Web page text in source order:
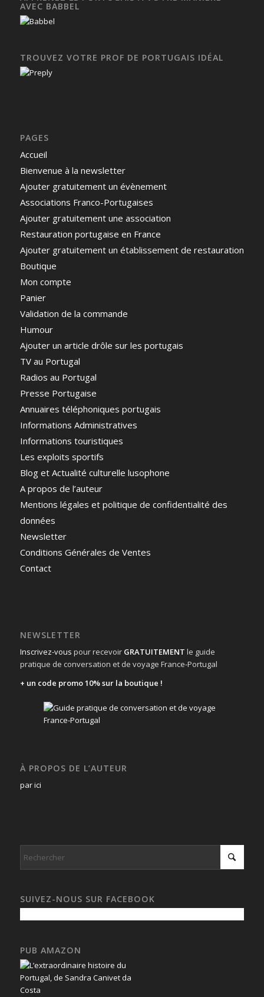
AVEC BABBEL
TROUVEZ VOTRE PROF DE PORTUGAIS IDÉAL
PAGES
Accueil
Bienvenue à la newsletter
Ajouter gratuitement un évènement
Associations Franco-Portugaises
Ajouter gratuitement une association
Restauration portugaise en France
Ajouter gratuitement un établissement de restauration
Boutique
Mon compte
Panier
Validation de la commande
Humour
Ajouter un article drôle sur les portugais
TV au Portugal
Radios au Portugal
Presse Portugaise
Annuaires téléphoniques portugais
Informations Administratives
Informations touristiques
Les exploits sportifs
Blog et Actualité culturelle lusophone
A propos de l’auteur
Mentions légales et politique de confidentialité des
données
Newsletter
Conditions Générales de Ventes
Contact
NEWSLETTER
Inscrivez-vous pour recevoir GRATUITEMENT le guide
pratique de conversation et de voyage France-Portugal
+ un code promo 10% sur la boutique !
À PROPOS DE L’AUTEUR
par ici
SUIVEZ-NOUS SUR FACEBOOK
PUB AMAZON